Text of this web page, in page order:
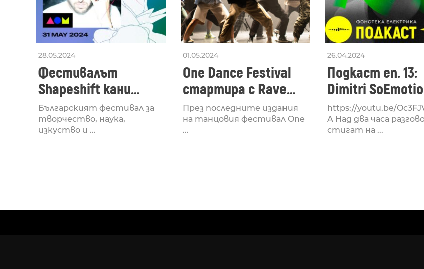
28.05.2024
Фестивалът
Shapeshift кани
Fabrizio Mammarella
за откриването си
Българският фестивал за
творчество, наука,
изкуство и ...
01.05.2024
One Dance Festival
стартира с Rave
Lucid, посветен на
рейв културата
През последните издания
на танцовия фестивал One
...
26.04.2024
Подкаст еп. 13:
Dimitri
https://youtu.be/
A Над два часа
стигат на ...